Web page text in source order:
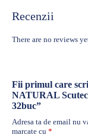
Recenzii
There are no reviews
Fii primul care
NATURAL
32buc”
Adresa ta de email nu
marcate cu *